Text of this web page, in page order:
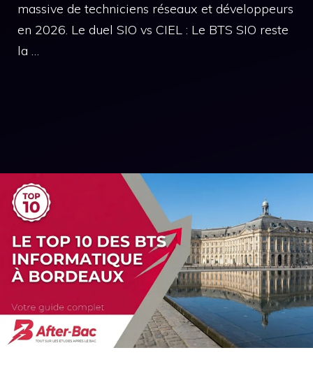
massive de techniciens réseaux et développeurs
en 2026. Le duel SIO vs CIEL : Le BTS SIO reste
la …